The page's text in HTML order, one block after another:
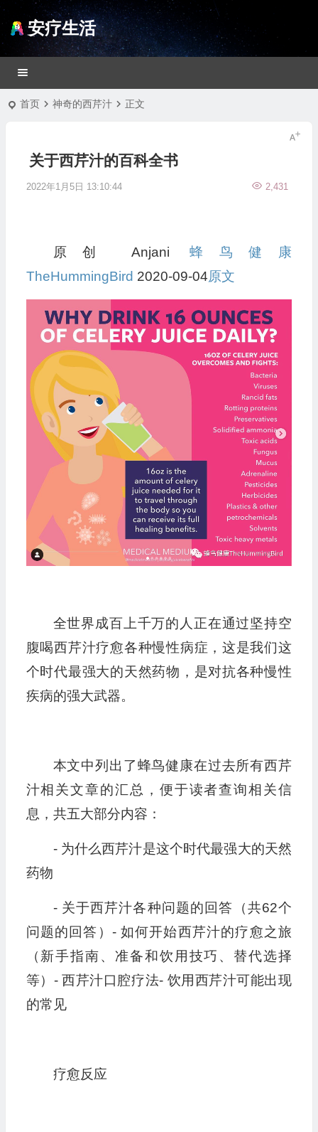
安疗生活
首页 神奇的西芹汁 正文
关于西芹汁的百科全书
2022年1月5日 13:10:44 2,431
原创 Anjani蜂鸟健康
TheHummingBird 2020-09-04原文
全世界成百上千万的人正在通过坚持空
腹喝西芹汁疗愈各种慢性病症，这是我们这
个时代最强大的天然药物，是对抗各种慢性
疾病的强大武器。
本文中列出了蜂鸟健康在过去所有西芹
汁相关文章的汇总，便于读者查询相关信
息，共五大部分内容：
- 为什么西芹汁是这个时代最强大的天然
药物
- 关于西芹汁各种问题的回答（共62个
问题的回答）- 如何开始西芹汁的疗愈之旅
（新手指南、准备和饮用技巧、替代选择
等）- 西芹汁口腔疗法- 饮用西芹汁可能出现
的常见
疗愈反应